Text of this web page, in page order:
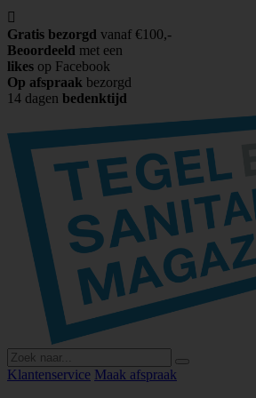

Gratis bezorgd vanaf €100,-
Beoordeeld met een
likes op Facebook
Op afspraak bezorgd
14 dagen bedenktijd
Klantenservice Maak afspraak